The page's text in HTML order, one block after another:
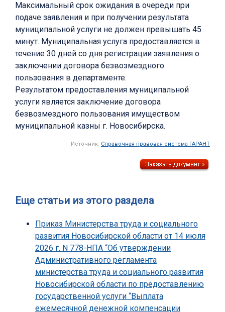
Максимальный срок ожидания в очереди при
подаче заявления и при получении результата
муниципальной услуги не должен превышать 45
минут. Муниципальная услуга предоставляется в
течение 30 дней со дня регистрации заявления о
заключении договора безвозмездного
пользования в департаменте.
Результатом предоставления муниципальной
услуги является заключение договора
безвозмездного пользования имуществом
муниципальной казны г. Новосибирска.
Источник: Справочная правовая система ГАРАНТ
Еще статьи из этого раздела
Приказ Министерства труда и социального
развития Новосибирской области от 14 июля
2026 г. N 778-НПА “Об утверждении
Административного регламента
министерства труда и социального развития
Новосибирской области по предоставлению
государственной услуги “Выплата
ежемесячной денежной компенсации